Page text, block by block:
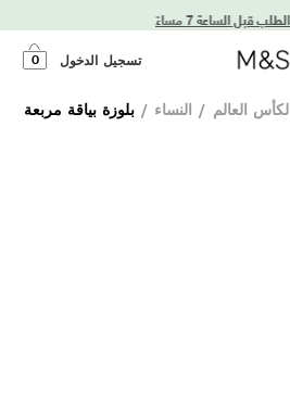
قبل الساعة 7 مساءً
تسجيل الدخول 0
العالم / النساء / بلوزة بياقة مربعة